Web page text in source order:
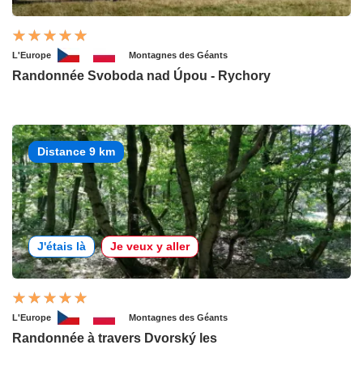
L'Europe Montagnes des Géants
Randonnée Svoboda nad Úpou - Rychory
Distance 9 km
J'étais là Je veux y aller
L'Europe Montagnes des Géants
Randonnée à travers Dvorský les